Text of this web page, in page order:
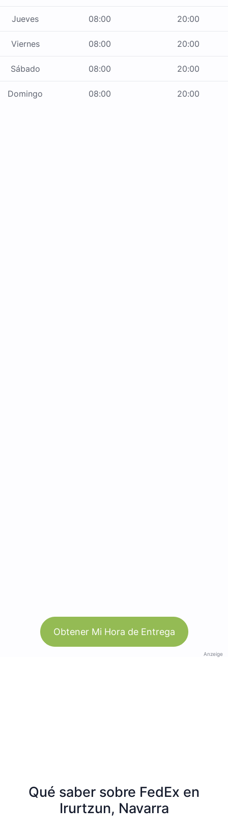
Jueves 08:00 20:00
Viernes 08:00 20:00
Sábado 08:00 20:00
Domingo 08:00 20:00
Obtener Mi Hora de Entrega
Anzeige
Qué saber sobre FedEx en
Irurtzun, Navarra